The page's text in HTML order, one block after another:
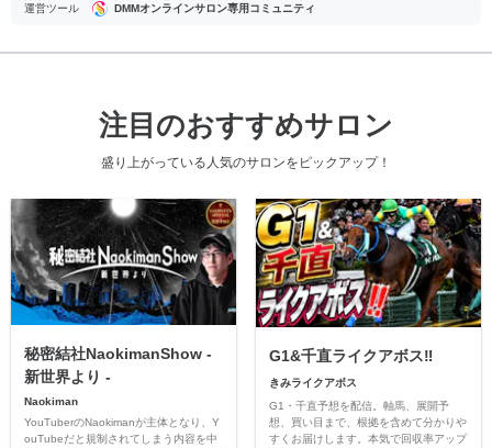
運営ツール DMMオンラインサロン専用コミュニティ
注目のおすすめサロン
盛り上がっている人気のサロンをピックアップ！
秘密結社NaokimanShow -
新世界より -
Naokiman
YouTuberのNaokimanが主体となり、Y
ouTubeだと規制されてしまう内容を中
G1&千直ライクアボス‼️
きみライクアボス
G1・千直予想を配信。軸馬、展開予
想、買い目まで、根拠を含めて分かりや
すくお届けします。本気で回収率アップ